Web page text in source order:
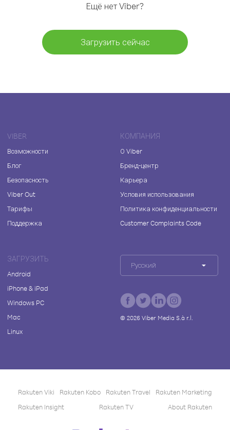
Ещё нет Viber?
Загрузить сейчас
VIBER
Возможности
Блог
Безопасность
Viber Out
Тарифы
Поддержка
КОМПАНИЯ
О Viber
Бренд-центр
Карьера
Условия использования
Политика конфиденциальности
Customer Complaints Code
ЗАГРУЗИТЬ
Android
iPhone & iPad
Windows PC
Mac
Linux
Русский
© 2026Viber Media S.à r.l.
Rakuten Viki Rakuten Kobo Rakuten Travel
Rakuten Marketing
Rakuten Insight
Rakuten TV About Rakuten